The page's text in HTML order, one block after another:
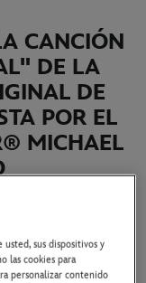
CANCIÓN
DE LA
DE
POR EL
MICHAEL
Copiar Artículo
sus dispositivos y
las cookies para
personalizar contenido